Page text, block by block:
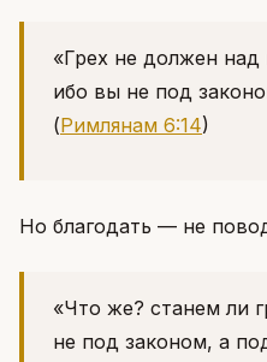
«Грех не должен над
ибо вы не под
(Римлянам 6:14)
Но благодать — не
«Что же? станем ли
не под законом, а